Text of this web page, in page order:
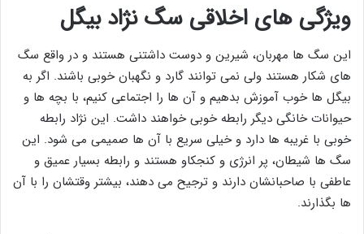
ویژگی های اخلاقی سگ نژاد بیگل
این سگ ها مهربان، شیرین و دوست داشتنی هستند و در واقع سگ
های شکار هستند ولی نمی توانند گارد و نگهبان خوبی باشند. اگر به
بیگل ها خوب آموزش بدهیم و آن ها را اجتماعی کنیم، با بچه ها و
حیوانات خانگی دیگر رابطه خوبی خواهند داشت. این نژاد رابطه
خوبی با غریبه ها دارد و خیلی سریع با آن ها صمیمی می شود. این
سگ ها شیطان، پر انرژی و کنجکاو هستند و رابطه بسیار عمیق و
عاطفی با صاحبانشان دارند و ترجیح می دهند، بیشتر وقتشان را با آن
ها بگذارند.